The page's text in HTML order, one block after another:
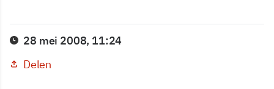
28 mei 2008, 11:24
Delen